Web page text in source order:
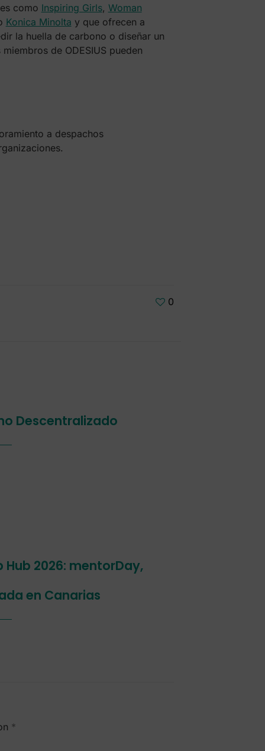
como Inspiring Girls, Woman
Konica Minolta y que ofrecen a
la huella de carbono o diseñar un
de ODESIUS pueden
a despachos
0
Descentralizado
2026: mentorDay,
en Canarias
*